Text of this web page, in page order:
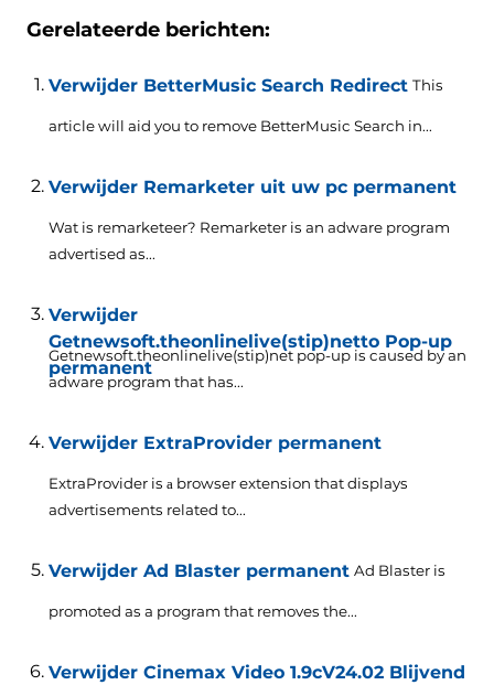
Gerelateerde berichten:
Verwijder BetterMusic Search Redirect This
article will aid you to remove BetterMusic Search in...
Verwijder Remarketer uit uw pc permanent
Wat is remarketeer? Remarketer is an adware program
advertised as...
Verwijder
Getnewsoft.theonlinelive(stip)netto Pop-up
permanent
Getnewsoft.theonlinelive(stip)net pop-up is caused by an
adware program that has...
Verwijder ExtraProvider permanent
ExtraProvider is а browser extension that displays
advertisements related to...
Verwijder Ad Blaster permanent Ad Blaster is
promoted as a program that removes the...
Verwijder Cinemax Video 1.9cV24.02 Blijvend